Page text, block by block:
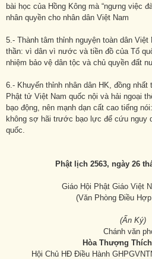
bài học của Hồng Kông mà “ngưng việc
nhân quyền cho nhân dân Việt Nam
5.- Thành tâm thỉnh nguyện toàn dân Việt
thần: vì dân vì nước và tiền đồ của Tổ
nhiệm bảo vệ dân tộc và chủ quyền đất
6.- Khuyến thỉnh nhân dân HK, đồng
Phật tử Việt Nam quốc nội và hải ngoại
bạo động, nên mạnh dạn cất cao tiếng
không sợ hãi trước bạo lực để cứu nguy
quốc.
Phật lịch 2563, ngày 26
Giáo Hội Phật Giáo Việt
(Văn Phòng Điều
(Ấn Ký)
Chánh văn
Hòa Thượng
Hội Chủ HĐ Điều Hành